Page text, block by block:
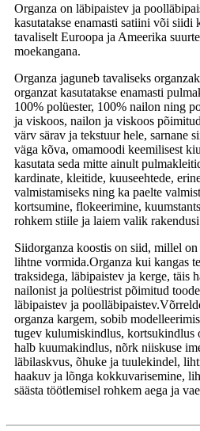
Organza on läbipaistev ja
kasutatakse enamasti satiini või siidi
tavaliselt Euroopa ja Ameerika
moekangana.
Organza jaguneb tavaliseks
organzat kasutatakse enamasti
100% polüester, 100% nailon ning
ja viskoos, nailon ja viskoos
värv särav ja tekstuur hele, sarnane
väga kõva, omamoodi keemilisest
kasutata seda mitte ainult
kardinate, kleitide, kuuseehtede,
valmistamiseks ning ka paelte
kortsumine, flokeerimine,
rohkem stiile ja laiem valik
Siidorganza koostis on siid, millel
lihtne vormida.Organza kui kangas
traksidega, läbipaistev ja kerge, täis
nailonist ja polüestrist põimitud
läbipaistev ja
organza kargem, sobib
tugev kulumiskindlus, kortsukindlus
halb kuumakindlus, nõrk niiskuse
läbilaskvus, õhuke ja tuulekindel,
haakuv ja lõnga kokkuvarisemine,
säästa töötlemisel rohkem aega ja